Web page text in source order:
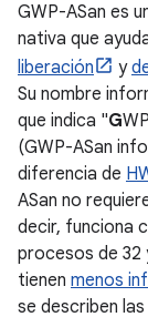
GWP-ASan es
nativa que
liberación
y
Su nombre
que indica "G
(GWP-ASan
diferencia de
ASan no
decir, funciona
procesos de 32
tienen menos
se describen